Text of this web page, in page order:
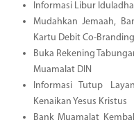
Informasi Libur
Mudahkan Jemaah,
Kartu Debit Co-
Buka Rekening
Muamalat DIN
Informasi Tutup
Kenaikan Yesus Kristus
Bank Muamalat